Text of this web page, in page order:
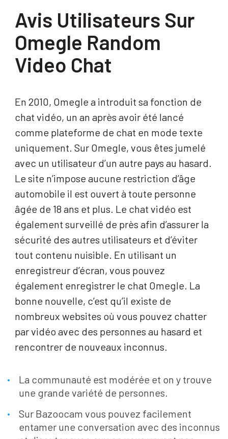
Avis Utilisateurs Sur
Omegle Random
Video Chat
En 2010, Omegle a introduit sa fonction de
chat vidéo, un an après avoir été lancé
comme plateforme de chat en mode texte
uniquement. Sur Omegle, vous êtes jumelé
avec un utilisateur d’un autre pays au hasard.
Le site n’impose aucune restriction d’âge
automobile il est ouvert à toute personne
âgée de 18 ans et plus. Le chat vidéo est
également surveillé de près afin d’assurer la
sécurité des autres utilisateurs et d’éviter
tout contenu nuisible. En utilisant un
enregistreur d’écran, vous pouvez
également enregistrer le chat Omegle. La
bonne nouvelle, c’est qu’il existe de
nombreux websites où vous pouvez chatter
par vidéo avec des personnes au hasard et
rencontrer de nouveaux inconnus.
La communauté est modérée et on y trouve
une grande variété de personnes.
Sur Bazoocam vous pouvez facilement
entamer une conversation avec des inconnus